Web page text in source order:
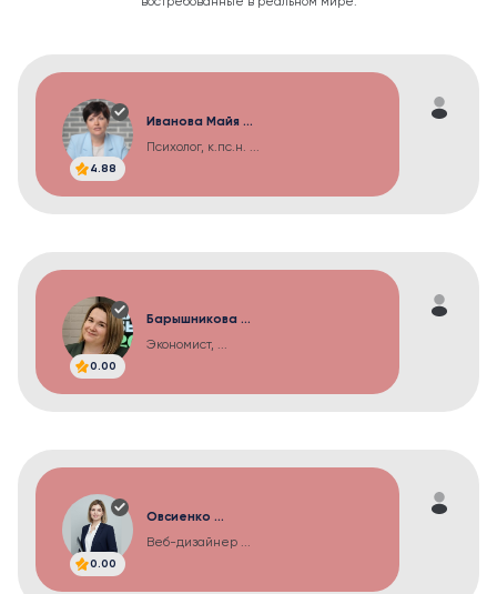
4.88
Иванова Майя ...
Психолог, к.пс.н. ...
0.00
Барышникова ...
Экономист, ...
0.00
Овсиенко ...
Веб-дизайнер ...